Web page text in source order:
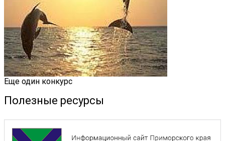
Еще один конкурс
Полезные ресурсы